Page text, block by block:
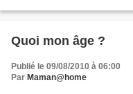
Quoi mon âge ?
Publié le 09/08/2010 à 06:00
Par Maman@home